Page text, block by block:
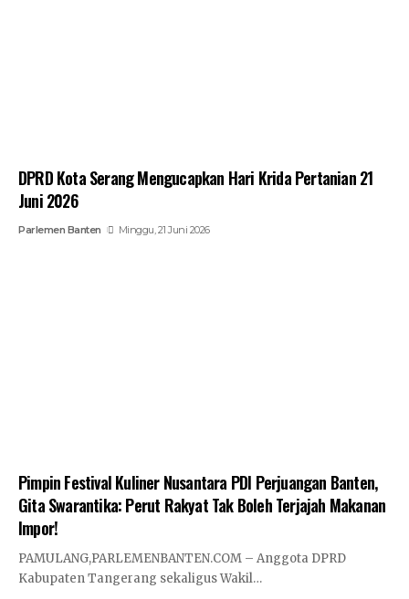
DPRD Kota Serang Mengucapkan Hari Krida Pertanian 21
Juni 2026
Parlemen Banten Minggu, 21 Juni 2026
Pimpin Festival Kuliner Nusantara PDI Perjuangan Banten,
Gita Swarantika: Perut Rakyat Tak Boleh Terjajah Makanan
Impor!
PAMULANG,PARLEMENBANTEN.COM – Anggota DPRD
Kabupaten Tangerang sekaligus Wakil…